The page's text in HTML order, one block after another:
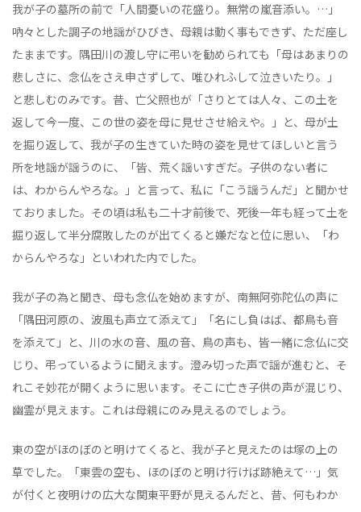
我が子の墓所の前で「人間憂いの花盛り。無常の嵐音添い。…」
吶々とした調子の地謡がひびき、母親は動く事もできず、ただ座し
たままです。隅田川の渡し守に弔いを勧められても「母はあまりの
悲しさに、念仏をさえ申さずして、唯ひれふして泣きいたり。」
と悲しむのみです。昔、亡父照也が「さりとては人々、この土を
返して今一度、この世の姿を母に見せさせ給えや。」と、母が土
を掘り返して、我が子の生きていた時の姿を見せてほしいと言う
所を地謡が謡うのに、「皆、荒く謡いすぎだ。子供のない者に
は、わからんやろな。」と言って、私に「こう謡うんだ」と聞かせ
ておりました。その頃は私も二十才前後で、死後一年も経って土を
掘り返して半分腐敗したのが出てくると嫌だなと位に思い、「わ
からんやろな」といわれた内でした。
我が子の為と聞き、母も念仏を始めますが、南無阿弥陀仏の声に
「隅田河原の、波風も声立て添えて」「名にし負はば、都鳥も音
を添えて」と、川の水の音、風の音、鳥の声も、皆一緒に念仏に交
じり、弔っているように聞えます。澄み切った声で謡が進むと、そ
れこそ妙花が開くように思います。そこに亡き子供の声が混じり、
幽霊が見えます。これは母親にのみ見えるのでしょう。
東の空がほのぼのと明けてくると、我が子と見えたのは塚の上の
草でした。「東雲の空も、ほのぼのと明け行けば跡絶えて…」気
が付くと夜明けの広大な関東平野が見えるんだと、昔、何もわか